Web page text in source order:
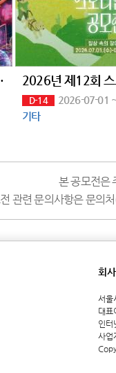
전(~9/3)
D-14
2026-07-01
기타
본 공모전은
관련 문의사항은 문의
회
서울
대표
인터
사업